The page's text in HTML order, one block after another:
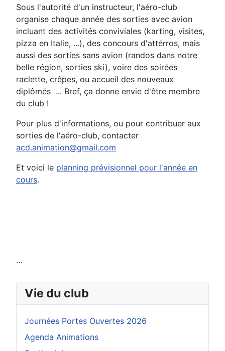
Vie du club
Journées Portes Ouvertes 2026
Agenda Animations
Sous l'autorité d'un instructeur, l'aéro-club
organise chaque année des sorties avec avion
incluant des activités conviviales (karting, visites,
pizza en Italie, ...), des concours d'attérros, mais
aussi des sorties sans avion (randos dans notre
belle région, sorties ski), voire des soirées
raclette, crêpes, ou accueil des nouveaux
diplômés ... Bref, ça donne envie d'être membre
du club !
Pour plus d'informations, ou pour contribuer aux
sorties de l'aéro-club, contacter
acd.animation@gmail.com
Et voici le planning prévisionnel pour l'année en
cours.
…